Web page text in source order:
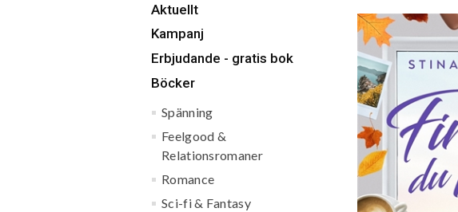
Aktuellt
Kampanj
Erbjudande - gratis bok
Böcker
Spänning
Feelgood &
Relationsromaner
Romance
Sci-fi & Fantasy